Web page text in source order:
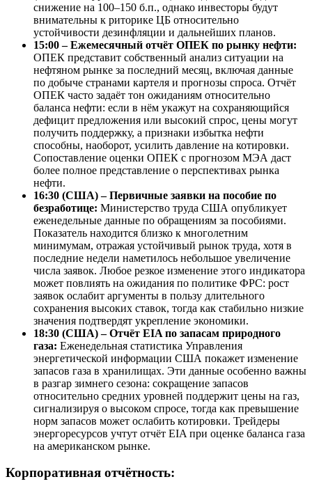
снижение на 100–150 б.п., однако инвесторы будут
внимательны к риторике ЦБ относительно
устойчивости дезинфляции и дальнейших планов.
15:00 – Ежемесячный отчёт ОПЕК по рынку нефти:
ОПЕК представит собственный анализ ситуации на
нефтяном рынке за последний месяц, включая данные
по добыче странами картеля и прогнозы спроса. Отчёт
ОПЕК часто задаёт тон ожиданиям относительно
баланса нефти: если в нём укажут на сохраняющийся
дефицит предложения или высокий спрос, цены могут
получить поддержку, а признаки избытка нефти
способны, наоборот, усилить давление на котировки.
Сопоставление оценки ОПЕК с прогнозом МЭА даст
более полное представление о перспективах рынка
нефти.
16:30 (США) – Первичные заявки на пособие по
безработице: Министерство труда США опубликует
еженедельные данные по обращениям за пособиями.
Показатель находится близко к многолетним
минимумам, отражая устойчивый рынок труда, хотя в
последние недели наметилось небольшое увеличение
числа заявок. Любое резкое изменение этого индикатора
может повлиять на ожидания по политике ФРС: рост
заявок ослабит аргументы в пользу длительного
сохранения высоких ставок, тогда как стабильно низкие
значения подтвердят укрепление экономики.
18:30 (США) – Отчёт EIA по запасам природного
газа: Еженедельная статистика Управления
энергетической информации США покажет изменение
запасов газа в хранилищах. Эти данные особенно важны
в разгар зимнего сезона: сокращение запасов
относительно средних уровней поддержит цены на газ,
сигнализируя о высоком спросе, тогда как превышение
норм запасов может ослабить котировки. Трейдеры
энергоресурсов учтут отчёт EIA при оценке баланса газа
на американском рынке.
Корпоративная отчётность: